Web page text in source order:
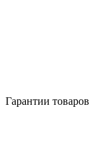
Гарантии товаров